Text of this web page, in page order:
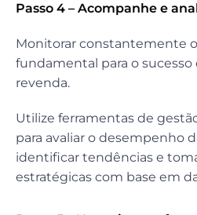
Passo 4 – Acompanhe e
Monitorar constantemente
fundamental para o
revenda.
Utilize ferramentas de
para avaliar o desempenho
identificar tendências e
estratégicas com base em